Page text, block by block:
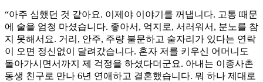
“아주 심했던 것 같아요. 이제야 이야기를 꺼냅니다. 고통 때문
에 술을 엄청 마셨습니다. 좋아서, 억지로, 서러워서, 분노를 참
지 못해서요. 거리, 안주, 주량 불문하고 술자리가 있다는 연락
이 오면 정신없이 달려갔습니다. 혼자 저를 키우신 어머니도
돌아가시면서까지 제 걱정을 하셨다더군요. 아내는 이종사촌
동생 친구로 만나 6년 연애하고 결혼했습니다. 뭐 하나 제대로